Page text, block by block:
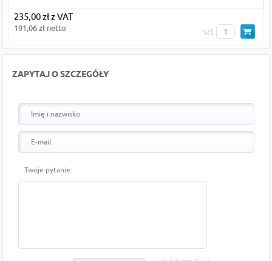
235,00 zł z VAT
191,06 zł netto szt
ZAPYTAJ O SZCZEGÓŁY
Twoje pytanie: